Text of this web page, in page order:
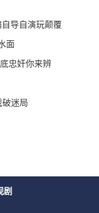
导自演玩颠覆
面
忠奸你来辨
破迷局
剧